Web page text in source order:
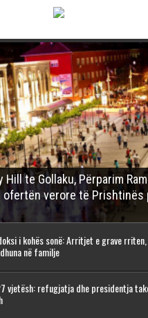
Hill te Gollaku, Përparim
ofertën verore të Prishtinës
i kohës sonë: Arritjet e grave
në familje
vjetësh: refugjatja dhe presidentja